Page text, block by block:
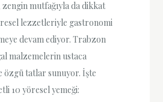
mutfağıyla da dikkat
lezzetleriyle gastronomi
devam ediyor. Trabzon
malzemelerin ustaca
özgü tatlar sunuyor. İşte
10 yöresel yemeği: